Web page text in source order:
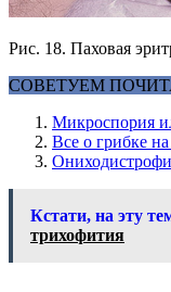
Рис. 18. Паховая
СОВЕТУЕМ
Микроспория
Все о грибке
Кстати, на эту
трихофития